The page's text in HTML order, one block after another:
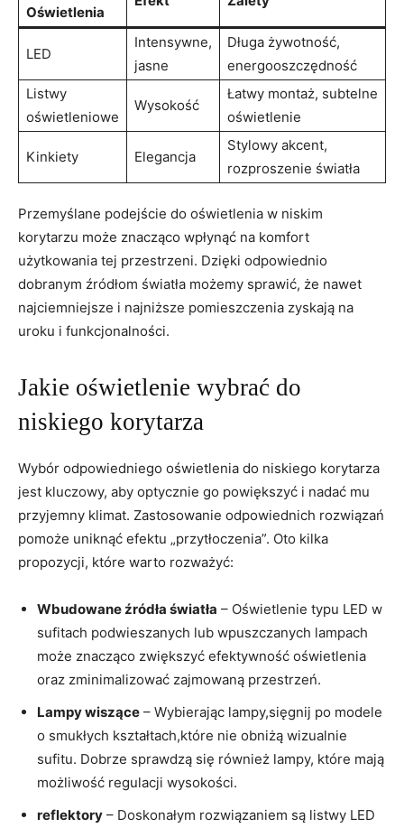
Oświetlenia
LED
Intensywne,
jasne
Długa żywotność,
energooszczędność
Listwy
oświetleniowe
Wysokość
Łatwy montaż, subtelne
oświetlenie
Kinkiety Elegancja
Stylowy akcent,
rozproszenie światła
Przemyślane podejście do oświetlenia w niskim
korytarzu może znacząco wpłynąć na komfort
użytkowania tej przestrzeni. Dzięki odpowiednio
dobranym źródłom światła możemy sprawić, że nawet
najciemniejsze i najniższe pomieszczenia zyskają na
uroku i funkcjonalności.
Jakie oświetlenie wybrać do
niskiego korytarza
Wybór odpowiedniego oświetlenia do niskiego korytarza
jest kluczowy, aby optycznie go powiększyć i nadać mu
przyjemny klimat. Zastosowanie odpowiednich rozwiązań
pomoże uniknąć efektu „przytłoczenia”. Oto kilka
propozycji, które warto rozważyć:
Wbudowane źródła światła – Oświetlenie typu LED w
sufitach podwieszanych lub wpuszczanych lampach
może znacząco zwiększyć efektywność oświetlenia
oraz zminimalizować zajmowaną przestrzeń.
Lampy wiszące – Wybierając lampy,sięgnij po modele
o smukłych kształtach,które nie obniżą wizualnie
sufitu. Dobrze sprawdzą się również lampy, które mają
możliwość regulacji wysokości.
reflektory – Doskonałym rozwiązaniem są listwy LED